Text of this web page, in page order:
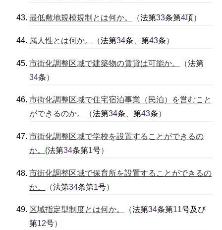
最低敷地規模規制とは何か。 （法第33条第4項）
属人性とは何か。 （法第34条、第43条）
市街化調整区域で建築物の賃貸は可能か。 （法第
34条）
市街化調整区域で住宅宿泊事業（民泊）を営むこと
ができるのか。
（法第34条、第43条）
市街化調整区域で学校を設置することができるの
か。 (法第34条第1号）
市街化調整区域で保育所を設置することができるの
か。
（法第34条第1号）
区域指定型制度とは何か。 （法第34条第11号及び
第12号）